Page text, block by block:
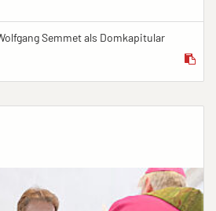
Semmet als Domkapitular